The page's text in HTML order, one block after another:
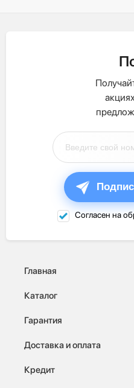
Согласен на
Главная
Каталог
Гарантия
Доставка и оплата
Кредит